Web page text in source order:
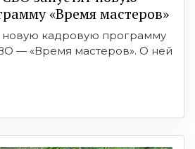
«Время мастеров»
новую кадровую программу
— «Время мастеров». О ней